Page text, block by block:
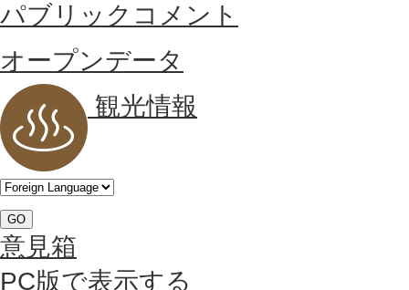
パブリックコメント
オープンデータ
観光情報
GO
意見箱
PC版で表示する